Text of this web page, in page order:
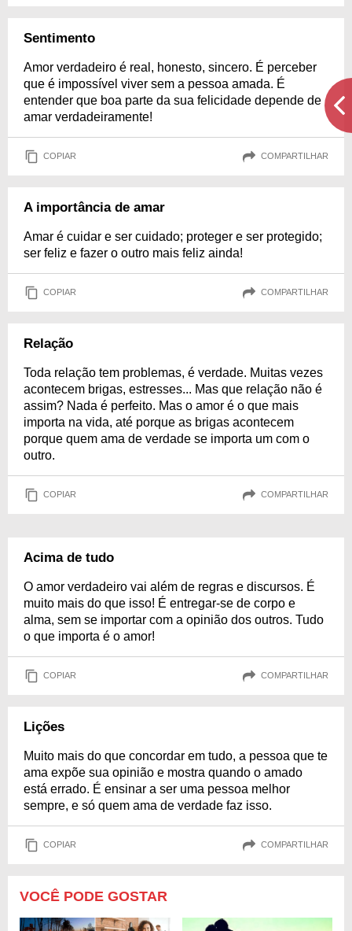
Sentimento
Amor verdadeiro é real, honesto, sincero. É perceber
que é impossível viver sem a pessoa amada. É
entender que boa parte da sua felicidade depende de
amar verdadeiramente!
COPIAR COMPARTILHAR
A importância de amar
Amar é cuidar e ser cuidado; proteger e ser protegido;
ser feliz e fazer o outro mais feliz ainda!
COPIAR COMPARTILHAR
Relação
Toda relação tem problemas, é verdade. Muitas vezes
acontecem brigas, estresses... Mas que relação não é
assim? Nada é perfeito. Mas o amor é o que mais
importa na vida, até porque as brigas acontecem
porque quem ama de verdade se importa um com o
outro.
COPIAR COMPARTILHAR
Acima de tudo
O amor verdadeiro vai além de regras e discursos. É
muito mais do que isso! É entregar-se de corpo e
alma, sem se importar com a opinião dos outros. Tudo
o que importa é o amor!
COPIAR COMPARTILHAR
Lições
Muito mais do que concordar em tudo, a pessoa que te
ama expõe sua opinião e mostra quando o amado
está errado. É ensinar a ser uma pessoa melhor
sempre, e só quem ama de verdade faz isso.
COPIAR COMPARTILHAR
VOCÊ PODE GOSTAR